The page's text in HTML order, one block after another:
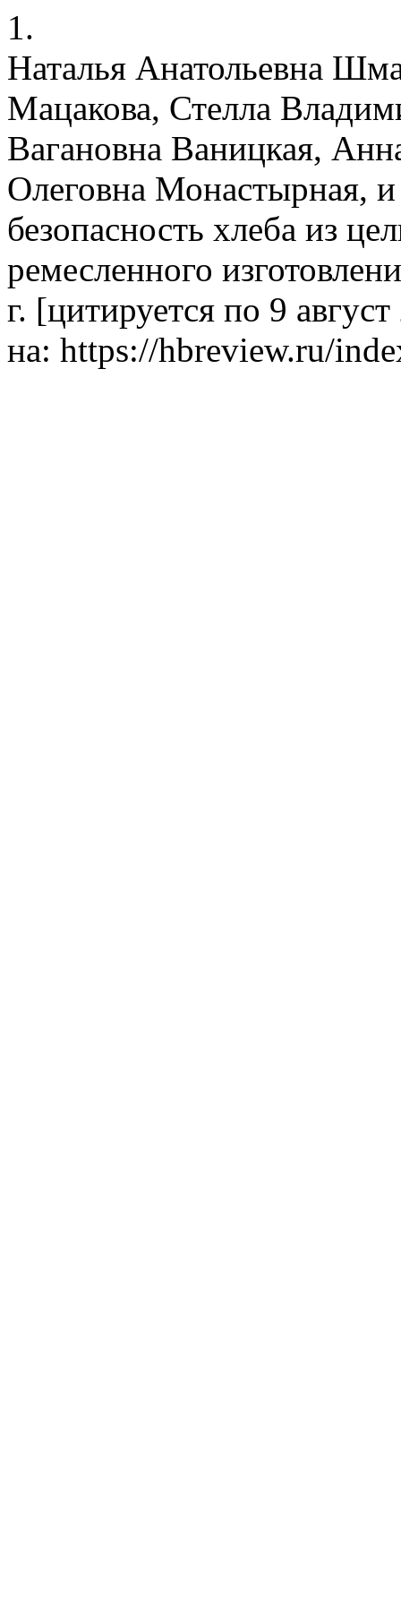
1.
Наталья Анатольевна
Мацакова, Стелла
Вагановна Ваницкая,
Олеговна Монастырная,
безопасность хлеба из
ремесленного
г. [цитируется по 9
на: https://hbreview.ru/